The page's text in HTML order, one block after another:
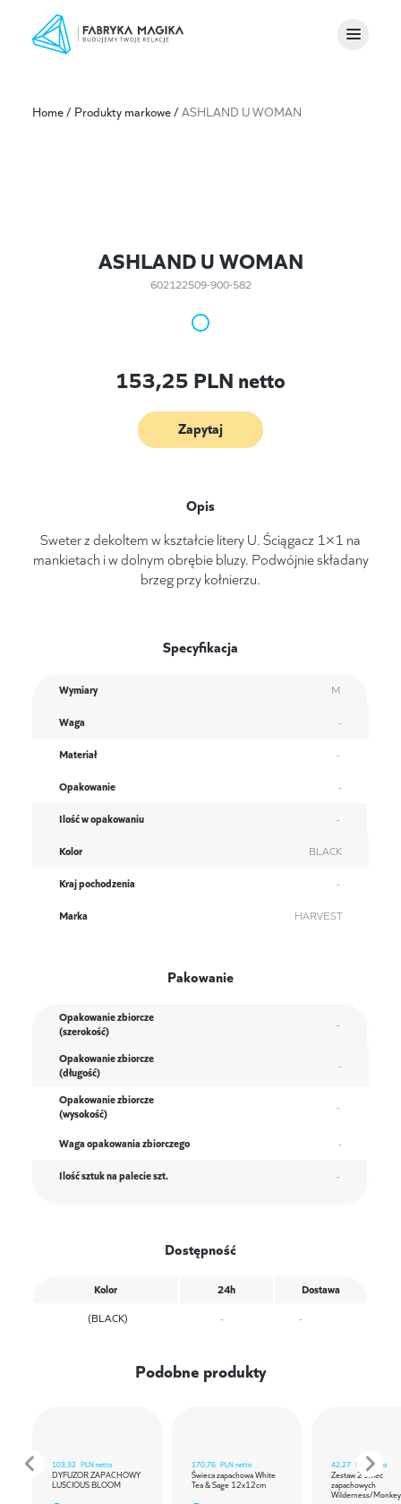
Home/ Produkty markowe/ASHLAND U WOMAN
ASHLAND U WOMAN
602122509-900-582
153,25 PLN netto
Zapytaj
Opis
Sweter z dekoltem w kształcie litery U. Ściągacz 1×1 na
mankietach i w dolnym obrębie bluzy. Podwójnie składany
brzeg przy kołnierzu.
Specyfikacja
Wymiary M
Waga -
Materiał -
Opakowanie -
Ilość w opakowaniu -
Kolor BLACK
Kraj pochodzenia -
Marka HARVEST
Pakowanie
Opakowanie zbiorcze
(szerokość)
-
Opakowanie zbiorcze
(długość)
-
Opakowanie zbiorcze
(wysokość)
-
Waga opakowania zbiorczego -
Ilość sztuk na palecie szt. -
Dostępność
Kolor 24h
Dostawa
(BLACK)
- -
Podobne produkty
103,32 PLN netto
DYFUZOR ZAPACHOWY
LUSCIOUS BLOOM
170,76 PLN netto
Świeca zapachowa White
Tea & Sage 12x12cm
42,27 PLN netto
Zestaw 2 świec
zapachowych
Wilderness/Monkey